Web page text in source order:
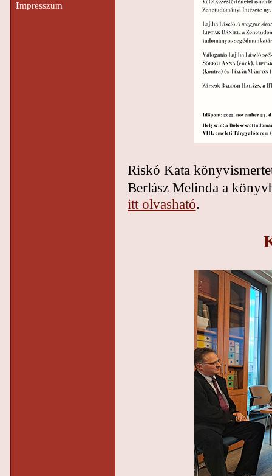
Impresszum
Riskó Kata
Berlász Melinda a
itt olvasható.